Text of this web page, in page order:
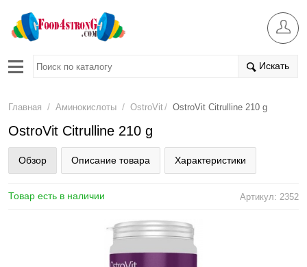
Искать
Главная / Аминокислоты / OstroVit/ OstroVit Citrulline 210 g
OstroVit Citrulline 210 g
Обзор Описание товара Характеристики
Товар есть в наличии Артикул: 2352